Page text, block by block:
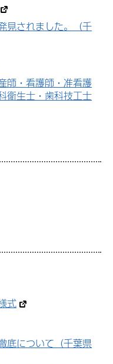
見されました。（千
師・看護師・准看護
衛生士・歯科技工士
式
底について（千葉県